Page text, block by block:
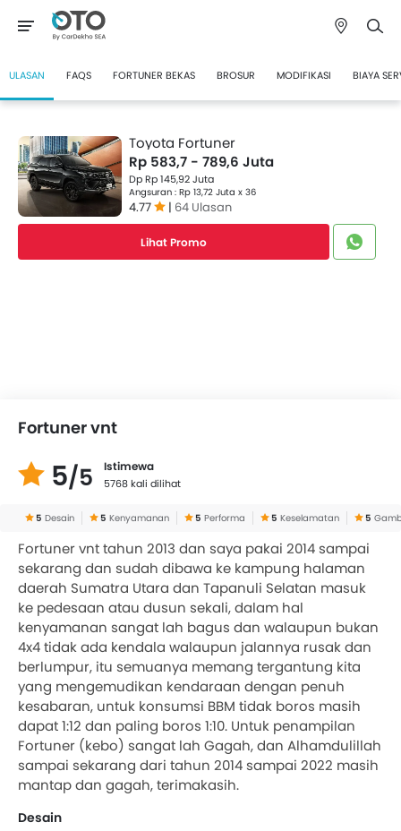
ULASAN FAQS FORTUNER BEKAS BROSUR MODIFIKASI BIAYA
Toyota Fortuner
Rp 583,7 - 789,6 Juta
Dp Rp 145,92 Juta
Angsuran : Rp 13,72 Juta x 36
4.77 | 64 Ulasan
Lihat Promo
Fortuner vnt
5/5 Istimewa
5768 kali dilihat
5 Desain 5 Kenyamanan 5 Performa 5 Keselamatan 5
Fortuner vnt tahun 2013 dan saya pakai 2014 sampai
sekarang dan sudah dibawa ke kampung halaman
daerah Sumatra Utara dan Tapanuli Selatan masuk
ke pedesaan atau dusun sekali, dalam hal
kenyamanan sangat lah bagus dan walaupun bukan
4x4 tidak ada kendala walaupun jalannya rusak dan
berlumpur, itu semuanya memang tergantung kita
yang mengemudikan kendaraan dengan penuh
kesabaran, untuk konsumsi BBM tidak boros masih
dapat 1:12 dan paling boros 1:10. Untuk penampilan
Fortuner (kebo) sangat lah Gagah, dan Alhamdulillah
sampai sekarang dari tahun 2014 sampai 2022 masih
mantap dan gagah, terimakasih.
Desain